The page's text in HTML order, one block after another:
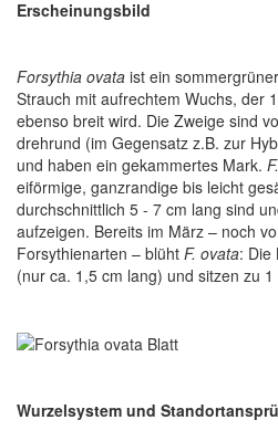
Erscheinungsbild
Forsythia ovata ist ein
Strauch mit aufrechtem Wuchs, der
ebenso breit wird. Die Zweige sind
drehrund (im Gegensatz z.B. zur
und haben ein gekammertes Mark.
eiförmige, ganzrandige bis leicht
durchschnittlich 5 - 7 cm lang sind
aufzeigen. Bereits im März – noch
Forsythienarten – blüht F. ovata: Die
(nur ca. 1,5 cm lang) und sitzen zu
Wurzelsystem und